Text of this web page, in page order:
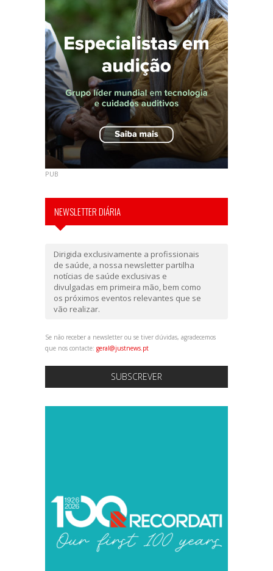
PUB
NEWSLETTER DIÁRIA
Dirigida exclusivamente a profissionais
de saúde, a nossa newsletter partilha
notícias de saúde exclusivas e
divulgadas em primeira mão, bem como
os próximos eventos relevantes que se
vão realizar.
Se não receber a newsletter ou se tiver dúvidas, agradecemos
que nos contacte: geral@justnews.pt
SUBSCREVER